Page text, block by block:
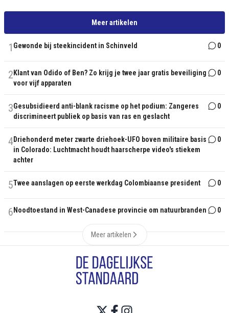
Meer artikelen
1 Gewonde bij steekincident in Schinveld 0
2 Klant van Odido of Ben? Zo krijg je twee jaar gratis beveiliging
voor vijf apparaten
0
3Gesubsidieerd anti-blank racisme op het podium: Zangeres
discrimineert publiek op basis van ras en geslacht
0
4Driehonderd meter zwarte driehoek-UFO boven militaire basis
in Colorado: Luchtmacht houdt haarscherpe video's stiekem
achter
0
5Twee aanslagen op eerste werkdag Colombiaanse president 0
6 Noodtoestand in West-Canadese provincie om natuurbranden 0
Meer artikelen